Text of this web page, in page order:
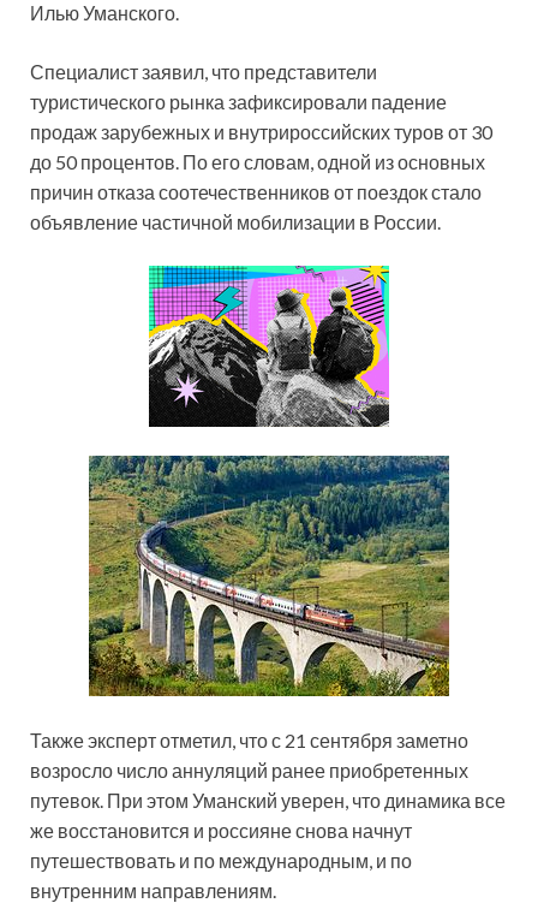
Илью Уманского.
Специалист заявил, что представители
туристического рынка зафиксировали падение
продаж зарубежных и внутрироссийских туров от 30
до 50 процентов. По его словам, одной из основных
причин отказа соотечественников от поездок стало
объявление частичной мобилизации в России.
Также эксперт отметил, что с 21 сентября заметно
возросло число аннуляций ранее приобретенных
путевок. При этом Уманский уверен, что динамика все
же восстановится и россияне снова начнут
путешествовать и по международным, и по
внутренним направлениям.